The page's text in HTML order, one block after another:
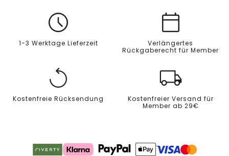
1-3 Werktage Lieferzeit
Verlängertes
Rückgaberecht für Member
Kostenfreie Rücksendung
Kostenfreier Versand für
Member ab 29€